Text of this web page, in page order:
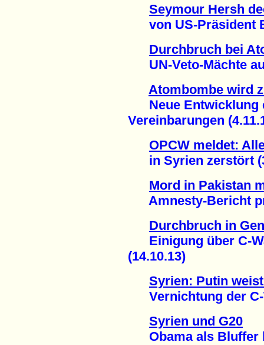
Seymour Hersh
von US-Präsident
Durchbruch bei
UN-Veto-Mächte
Atombombe wird
Neue Entwicklung
Vereinbarungen
OPCW meldet:
in Syrien zerstört
Mord in Pakistan
Amnesty-Bericht
Durchbruch in
Einigung über C-
(14.10.13)
Syrien: Putin
Vernichtung der C-
Syrien und G20
Obama als Bluffer